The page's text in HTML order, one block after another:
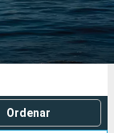
Compañías
Ordenar